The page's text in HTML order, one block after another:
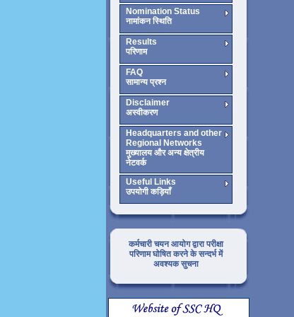
Nomination Status
नामांकन स्थिति
Results
परिणाम
FAQ
सामान्य प्रश्न
Disclaimer
अस्वीकरण
Headquarters and other
Regional Networks
मुख्यालय और अन्य क्षेत्रीय
नेटवर्क
Useful Links
उपयोगी कड़ियाँ
कर्मचारी चयन आयोग द्वारा परीक्षा
परिणाम घोषित करने के सन्दर्भ में
अवश्यक सुचना